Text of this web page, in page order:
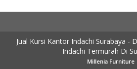
Jual Kursi Kantor Indachi Surabaya -
Indachi Termurah Di
Millenia Furniture